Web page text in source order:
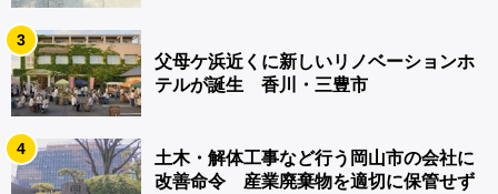
3
父母ケ浜近くに新しいリノベーションホ
テルが誕生 香川・三豊市
4
土木・解体工事など行う岡山市の会社に
改善命令 産業廃棄物を適切に保管せず